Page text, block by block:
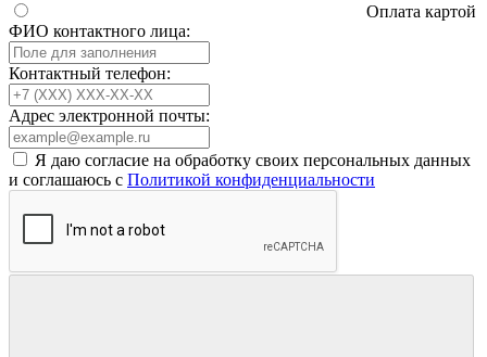
Оплата картой
ФИО контактного лица:
Контактный телефон:
Адрес электронной почты:
Я даю согласие на обработку своих персональных данных
и соглашаюсь с Политикой конфиденциальности